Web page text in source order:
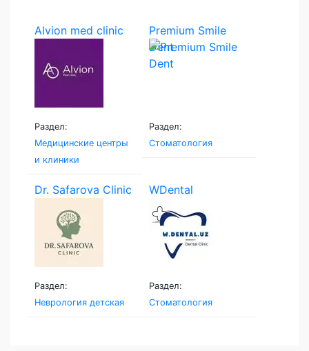
Alvion med clinic
Раздел:
Медицинские центры
и клиники
Premium Smile
Dent
Раздел:
Стоматология
Dr. Safarova Clinic
Раздел:
Неврология детская
WDental
Раздел:
Стоматология